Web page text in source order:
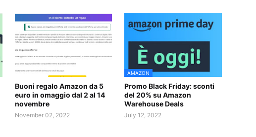
Buoni regalo Amazon da 5
euro in omaggio dal 2 al 14
novembre
November 02, 2022
AMAZON
Promo Black Friday: sconti
del 20% su Amazon
Warehouse Deals
July 12, 2022